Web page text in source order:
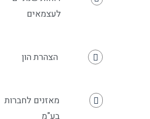
לעצמאים
הצהרת הון
מאזנים לחברות